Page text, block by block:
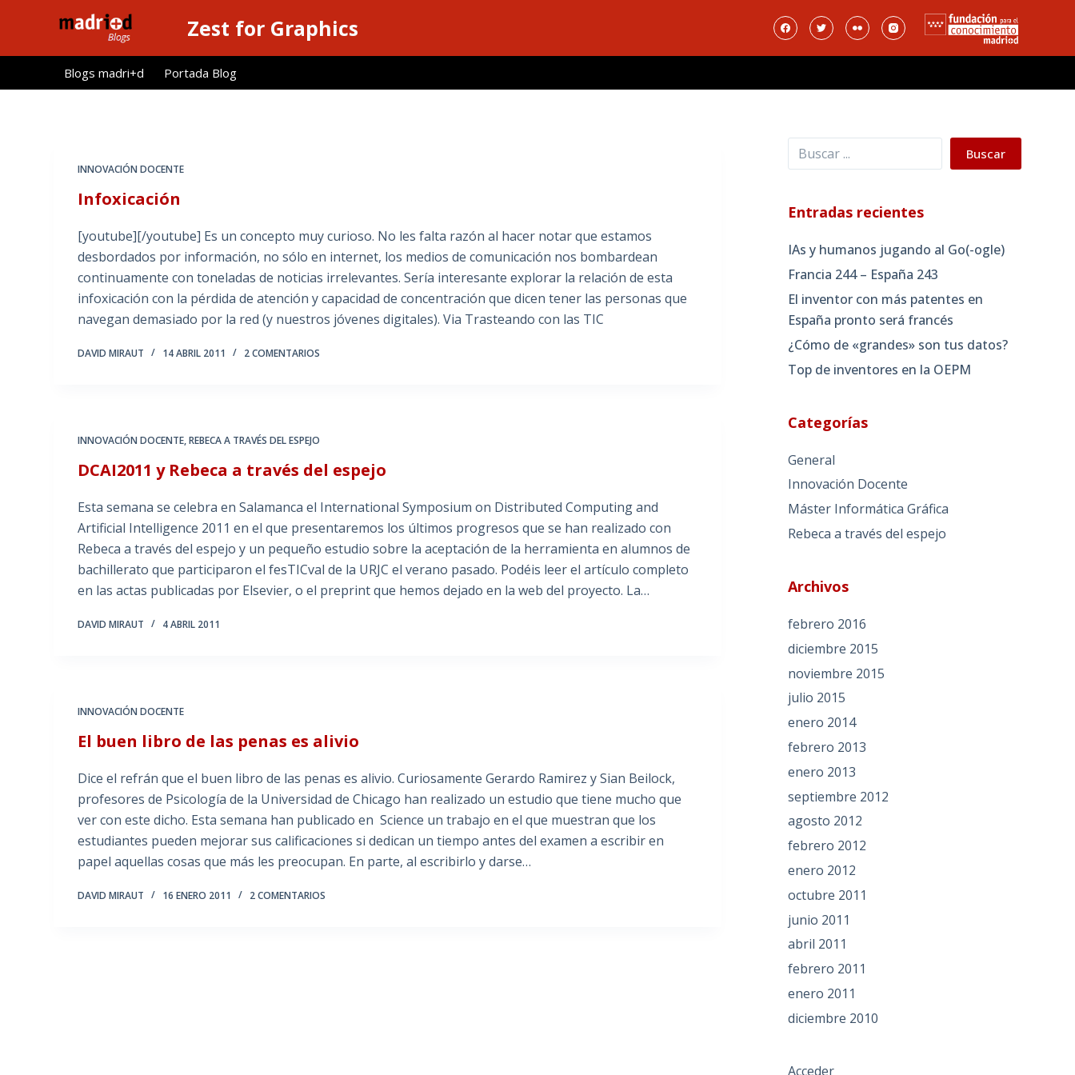
l
Zest for Graphics
Blogs madri+d Portada Blog
INNOVACIÓN DOCENTE
Infoxicación
[youtube][/youtube] Es un concepto muy curioso. No les falta razón al hacer notar que estamos
desbordados por información, no sólo en internet, los medios de comunicación nos bombardean
continuamente con toneladas de noticias irrelevantes. Sería interesante explorar la relación de esta
infoxicación con la pérdida de atención y capacidad de concentración que dicen tener las personas que
navegan demasiado por la red (y nuestros jóvenes digitales). Via Trasteando con las TIC
DAVID MIRAUT 14 ABRIL 2011 2 COMENTARIOS
INNOVACIÓN DOCENTE,REBECA A TRAVÉS DEL ESPEJO
DCAI2011 y Rebeca a través del espejo
Esta semana se celebra en Salamanca el International Symposium on Distributed Computing and
Artificial Intelligence 2011 en el que presentaremos los últimos progresos que se han realizado con
Rebeca a través del espejo y un pequeño estudio sobre la aceptación de la herramienta en alumnos de
bachillerato que participaron el fesTICval de la URJC el verano pasado. Podéis leer el artículo completo
en las actas publicadas por Elsevier, o el preprint que hemos dejado en la web del proyecto. La…
DAVID MIRAUT 4 ABRIL 2011
INNOVACIÓN DOCENTE
El buen libro de las penas es alivio
Dice el refrán que el buen libro de las penas es alivio. Curiosamente Gerardo Ramirez y Sian Beilock,
profesores de Psicología de la Universidad de Chicago han realizado un estudio que tiene mucho que
ver con este dicho. Esta semana han publicado en Science un trabajo en el que muestran que los
estudiantes pueden mejorar sus calificaciones si dedican un tiempo antes del examen a escribir en
papel aquellas cosas que más les preocupan. En parte, al escribirlo y darse…
DAVID MIRAUT 16 ENERO 2011 2 COMENTARIOS
Buscar Buscar
Entradas recientes
IAs y humanos jugando al Go(-ogle)
Francia 244 – España 243
El inventor con más patentes en
España pronto será francés
¿Cómo de «grandes» son tus datos?
Top de inventores en la OEPM
Categorías
General
Innovación Docente
Máster Informática Gráfica
Rebeca a través del espejo
Archivos
febrero 2016
diciembre 2015
noviembre 2015
julio 2015
enero 2014
febrero 2013
enero 2013
septiembre 2012
agosto 2012
febrero 2012
enero 2012
octubre 2011
junio 2011
abril 2011
febrero 2011
enero 2011
diciembre 2010
Acceder